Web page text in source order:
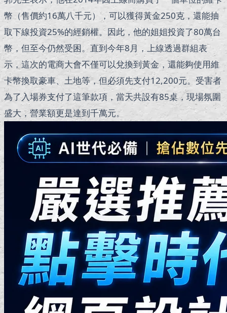
幣（售價約16萬八千元），可以獲得黃金250克，還能抽
取下線投資25%的經銷權。因此，他的姐姐投資了80萬台
幣，但至今仍然受困。直到今年8月，上線透過群組表
示，這次的電商大會不僅可以兌換到黃金，還能夠使用維
卡幣換取豪車、土地等，但必須先支付12,200元。受害者
為了入場券支付了這筆款項，當天共設有85桌，現場氛圍
盛大，營業額更是達到千萬元。